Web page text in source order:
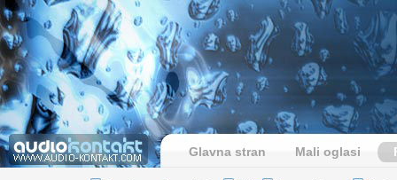
Glavna stran Mali oglasi